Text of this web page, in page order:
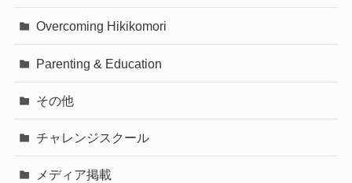
Overcoming Hikikomori
Parenting & Education
その他
チャレンジスクール
メディア掲載